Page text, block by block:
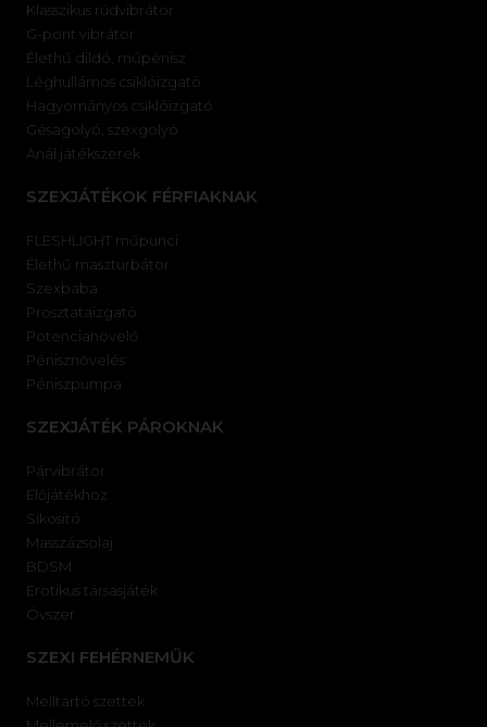
Klasszikus rúdvibrátor
G-pont vibrátor
Élethű dildó, műpénisz
Léghullámos csiklóizgató
Hagyományos csiklóizgató
Gésagolyó, szexgolyó
Anál játékszerek
SZEXJÁTÉKOK FÉRFIAKNAK
FLESHLIGHT műpunci
Élethű maszturbátor
Szexbaba
Prosztataizgató
Potencianövelő
Pénisznövelés
Péniszpumpa
SZEXJÁTÉK PÁROKNAK
Párvibrátor
Előjátékhoz
Síkosító
Masszázsolaj
BDSM
Erotikus társasjáték
Óvszer
SZEXI FEHÉRNEMŰK
Melltartó szettek